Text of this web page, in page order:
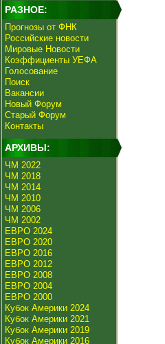
РАЗНОЕ:
Прогнозы от ФНК
Российские новости
Мировые Новости
Коэффициенты УЕФА
Голосование
Поиск
Вакансии
Новый Форум
Старый Форум
Контакты
АРХИВЫ:
ЧМ 2022
ЧМ 2018
ЧМ 2014
ЧМ 2010
ЧМ 2006
ЧМ 2002
ЕВРО 2024
ЕВРО 2020
ЕВРО 2016
ЕВРО 2012
ЕВРО 2008
ЕВРО 2004
ЕВРО 2000
Кубок Америки 2024
Кубок Америки 2021
Кубок Америки 2019
Кубок Америки 2016